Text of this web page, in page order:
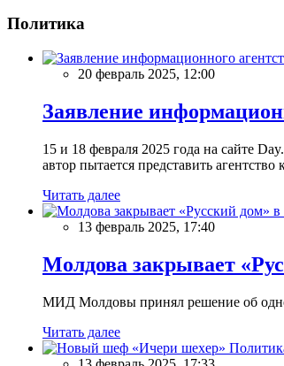
Политика
20 февраль 2025, 12:00
Заявление
15 и 18 февраля 2025 года на сайте
автор пытается представить
Читать далее
13 февраль 2025, 17:40
Молдова закрывает
МИД Молдовы принял решение об
Читать далее